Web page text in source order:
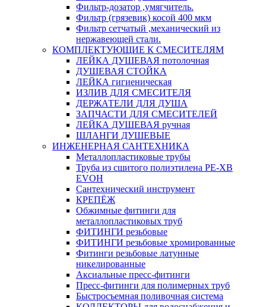
Фильтр-дозатор ,умягчитель.
Фильтр (грязевик) косой 400 мкм
Фильтр сетчатый ,механический из
нержавеющей стали.
КОМПЛЕКТУЮЩИЕ К СМЕСИТЕЛЯМ
ЛЕЙКА ДУШЕВАЯ потолочная
ДУШЕВАЯ СТОЙКА
ЛЕЙКА гигиеническая
ИЗЛИВ ДЛЯ СМЕСИТЕЛЯ
ДЕРЖАТЕЛИ ДЛЯ ДУША
ЗАПЧАСТИ ДЛЯ СМЕСИТЕЛЕЙ
ЛЕЙКА ДУШЕВАЯ ручная
ШЛАНГИ ДУШЕВЫЕ
ИНЖЕНЕРНАЯ САНТЕХНИКА
Металлопластиковые трубы
Труба из сшитого полиэтилена PE-XB
EVOH
Сантехнический инструмент
КРЕПЁЖ
Обжимные фитинги для
металлопластиковых труб
ФИТИНГИ резьбовые
ФИТИНГИ резьбовые хромированные
Фитинги резьбовые латунные
никелированные
Аксиальные пресс-фитинги
Пресс-фитинги для полимерных труб
Быстросъемная поливочная система